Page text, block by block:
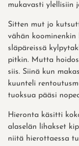
mukavasti ylellisiin
Sitten mut jo
vähän
släpäreissä
pitkin. Mutta
siis. Siinä kun
kuunteli
tuoksua pääsi
Hieronta käsitti
alaselän lihakset
niitä hierottaessa